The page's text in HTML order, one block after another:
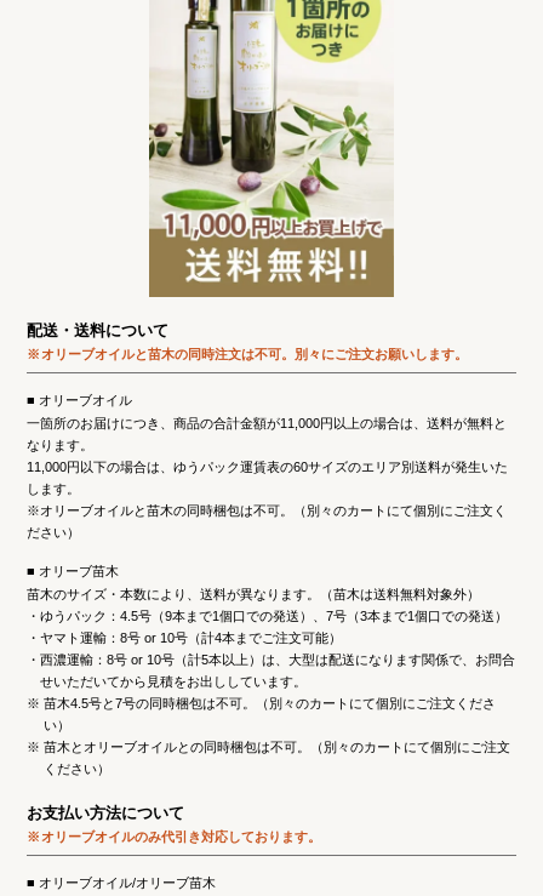
配送・送料について
オリーブオイルと苗木の同時注文は不可。 別々にご注文お願いします。
オリーブオイル
一箇所のお届けにつき、商品の合計金額が11,000円以上の場合は、送料が無料と
なります。
11,000円以下の場合は、ゆうパック運賃表の60サイズのエリア別送料が発生いた
します。
※オリーブオイルと苗木の同時梱包は不可。（別々のカートにて個別にご注文く
ださい）
オリーブ苗木
苗木のサイズ・本数により、送料が異なります。（苗木は送料無料対象外）
ゆうパック：4.5号（9本まで1個口での発送）、7号（3本まで1個口での発送）
ヤマト運輸：8号 or 10号（計4本までご注文可能）
西濃運輸：8号 or 10号（計5本以上）は、大型は配送になります関係で、お問合
せいただいてから見積をお出ししています。
※ 苗木4.5号と7号の同時梱包は不可。（別々のカートにて個別にご注文くださ
い）
※ 苗木とオリーブオイルとの同時梱包は不可。（別々のカートにて個別にご注文
ください）
お支払い方法について
オリーブオイルのみ代引き対応しております。
オリーブオイル/オリーブ苗木